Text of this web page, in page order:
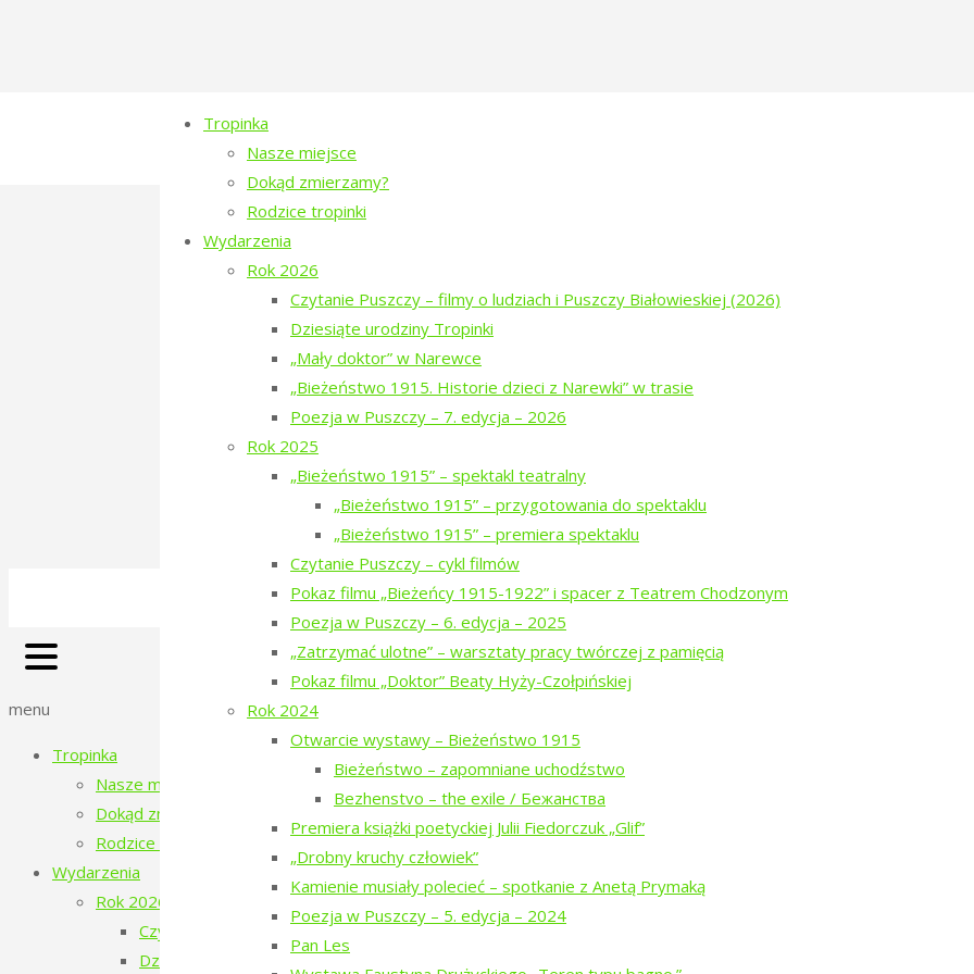
Tropinka
Nasze miejsce
Dokąd zmierzamy?
Rodzice tropinki
Wydarzenia
Rok 2026
Czytanie Puszczy – filmy o ludziach i Puszczy Białowieskiej (2026)
Dziesiąte urodziny Tropinki
„Mały doktor” w Narewce
„Bieżeństwo 1915. Historie dzieci z Narewki” w trasie
Poezja w Puszczy – 7. edycja – 2026
Rok 2025
„Bieżeństwo 1915” – spektakl teatralny
„Bieżeństwo 1915” – przygotowania do spektaklu
„Bieżeństwo 1915” – premiera spektaklu
Czytanie Puszczy – cykl filmów
Pokaz filmu „Bieżeńcy 1915-1922” i spacer z Teatrem Chodzonym
Poezja w Puszczy – 6. edycja – 2025
„Zatrzymać ulotne” – warsztaty pracy twórczej z pamięcią
Pokaz filmu „Doktor” Beaty Hyży-Czołpińskiej
Rok 2024
Otwarcie wystawy – Bieżeństwo 1915
Bieżeństwo – zapomniane uchodźstwo
Bezhenstvo – the exile / Бежанства
Premiera książki poetyckiej Julii Fiedorczuk „Glif”
„Drobny kruchy człowiek”
Kamienie musiały polecieć – spotkanie z Anetą Prymaką
Poezja w Puszczy – 5. edycja – 2024
Pan Les
tropinka-2024-biezenstwo-zapomniane-uchodzstwo-
sarzhenko-7
pixels
fot. Olena Sarzhenko
Previous image
©2016-2026 Stowarzyszenie na Rzecz Dialogu „Tropinka”
menu
Tropinka
Nasze miejsce
Dokąd zmierzamy?
Rodzice tropinki
Wydarzenia
Rok 2026
Czytanie Puszczy – filmy o ludziach i Puszczy Białowieskiej (2026)
Dziesiąte urodziny Tropinki